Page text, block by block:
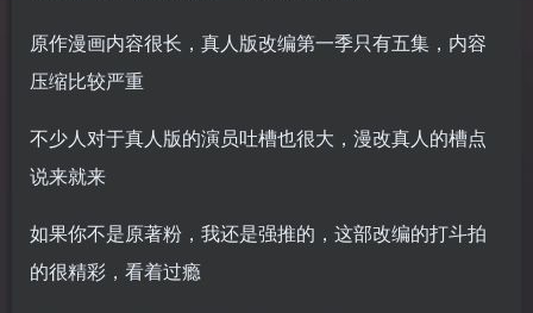
原作漫画内容很长，真人版改编第一季只有五集，内容
压缩比较严重
不少人对于真人版的演员吐槽也很大，漫改真人的槽点
说来就来
如果你不是原著粉，我还是强推的，这部改编的打斗拍
的很精彩，看着过瘾